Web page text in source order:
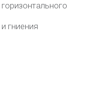
гниения